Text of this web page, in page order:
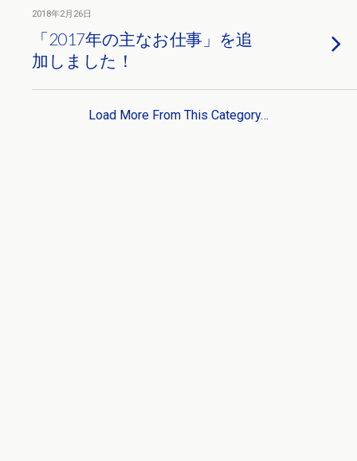
2018年2月26日
「2017年の主なお仕事」を追
加しました！
Load More From This Category…